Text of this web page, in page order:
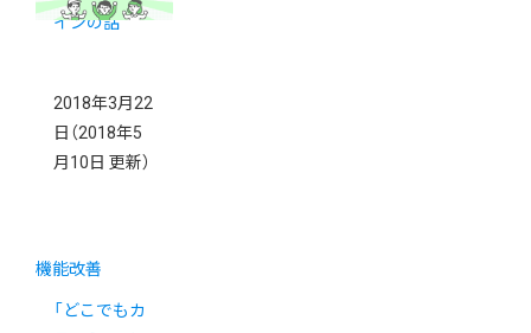
インの話
2018年3月22
日 （2018年5
月10日 更新）
機能改善
「どこでもカ